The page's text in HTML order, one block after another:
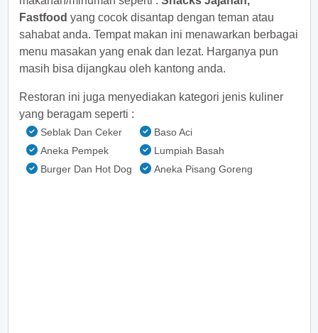
Fastfood yang cocok disantap dengan teman atau
sahabat anda. Tempat makan ini menawarkan berbagai
menu masakan yang enak dan lezat. Harganya pun
masih bisa dijangkau oleh kantong anda.
Restoran ini juga menyediakan kategori jenis kuliner
yang beragam seperti :
Seblak Dan Ceker
Baso Aci
Aneka Pempek
Lumpiah Basah
Burger Dan Hot Dog
Aneka Pisang Goreng